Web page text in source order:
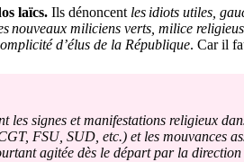
laïcs.Ils dénoncent les idiots utiles,
nouveaux miliciens verts, milice
d’élus de la République. Car il
signes et manifestations religieux
FSU, SUD, etc.) et les mouvances
agitée dès le départ par la